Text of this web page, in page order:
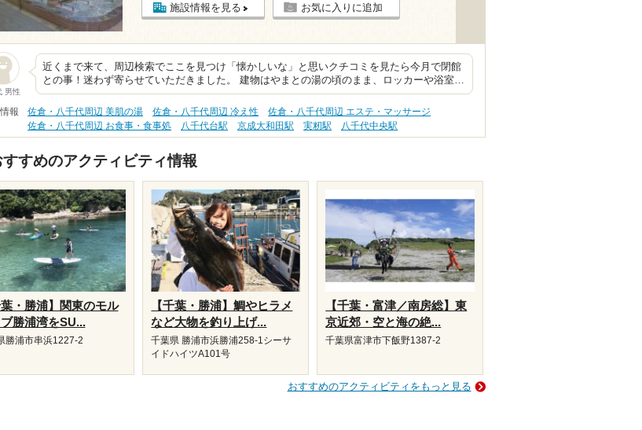
施設情報を見る お気に入りに追加
男性
近くまで来て、周辺検索でここを見つけ「懐かしいな」と思いクチコミを見たら今月で閉館
との事！迷わず寄らせていただきました。 建物はやまとの湯の頃のまま、ロッカーや浴室…
報 佐倉・八千代周辺 美肌の湯 佐倉・八千代周辺 冷え性
佐倉・八千代周辺 エステ・マッサージ
佐倉・八千代周辺 お食事・食事処
八千代台駅 京成大和田駅 実籾駅 八千代中央駅
すすめのアクティビティ情報
葉・勝浦】関東のモル
勝浦湾をSU...
勝浦市串浜1227-2
【千葉・勝浦】鯛やヒラメ
など大物を釣り上げ...
千葉県 勝浦市浜勝浦258-1シーサ
イドハイツA101号
【千葉・富津／南房総】東
京近郊・空と海の絶...
千葉県富津市下飯野1387-2
おすすめのアクティビティをもっと見る